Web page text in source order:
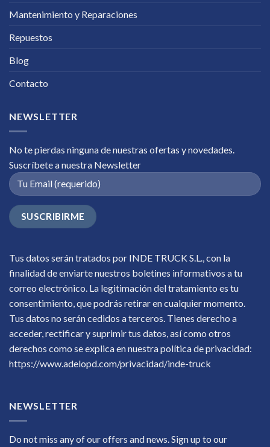
Mantenimiento y Reparaciones
Repuestos
Blog
Contacto
NEWSLETTER
No te pierdas ninguna de nuestras ofertas y novedades.
Suscríbete a nuestra Newsletter
Tus datos serán tratados por INDE TRUCK S.L., con la
finalidad de enviarte nuestros boletines informativos a tu
correo electrónico. La legitimación del tratamiento es tu
consentimiento, que podrás retirar en cualquier momento.
Tus datos no serán cedidos a terceros. Tienes derecho a
acceder, rectificar y suprimir tus datos, así como otros
derechos como se explica en nuestra política de privacidad:
https://www.adelopd.com/privacidad/inde-truck
NEWSLETTER
Do not miss any of our offers and news. Sign up to our